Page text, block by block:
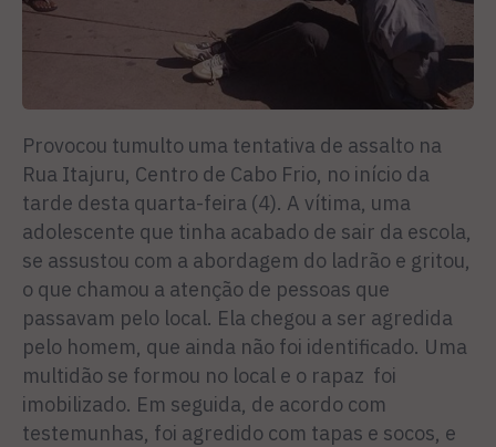
Provocou tumulto uma tentativa de assalto na
Rua Itajuru, Centro de Cabo Frio, no início da
tarde desta quarta-feira (4). A vítima, uma
adolescente que tinha acabado de sair da escola,
se assustou com a abordagem do ladrão e gritou,
o que chamou a atenção de pessoas que
passavam pelo local. Ela chegou a ser agredida
pelo homem, que ainda não foi identificado. Uma
multidão se formou no local e o rapaz foi
imobilizado. Em seguida, de acordo com
testemunhas, foi agredido com tapas e socos, e